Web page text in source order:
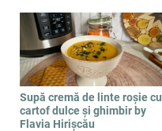
Supă cremă de linte roșie cu
cartof dulce și ghimbir by
Flavia Hirișcău